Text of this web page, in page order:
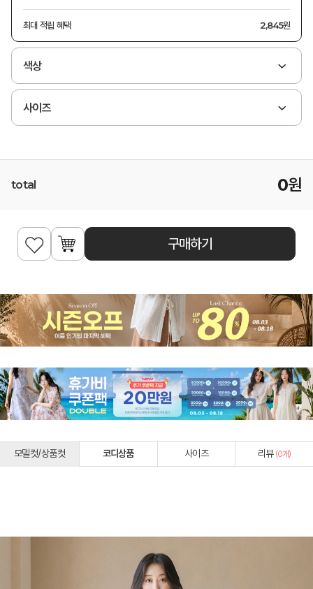
최대 적립 혜택 2,845원
색상
사이즈
total 0원
구매하기
모델컷/상품컷 코디상품 사이즈 리뷰 (0개)